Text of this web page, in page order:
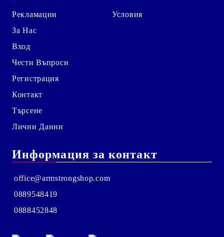
Рекламации
За Нас
Вход
Чести Въпроси
Регистрация
Контакт
Търсене
Лични Данни
Условия
Информация за контакт
office@armstrongshop.com
0889548419
0888452848